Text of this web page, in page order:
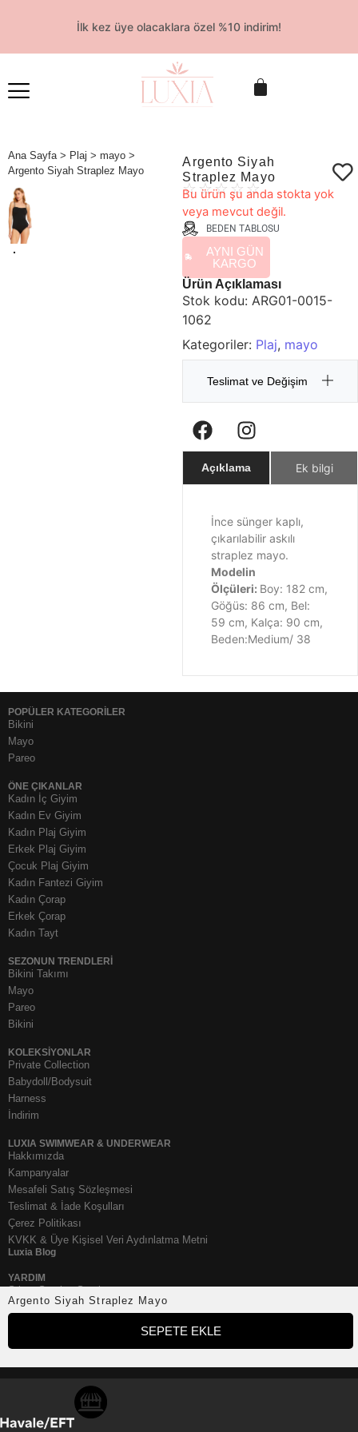
İlk kez üye olacaklara özel %10 indirim!
Argento Siyah Straplez Mayo
SEPETE EKLE
Ana Sayfa > Plaj > mayo >
Argento Siyah Straplez Mayo
Argento Siyah
Straplez Mayo
☆☆☆ ☆ ☆
Bu ürün şu anda stokta yok
veya mevcut değil.
BEDEN TABLOSU
AYNI GÜN
KARGO
Ürün Açıklaması
Stok kodu: ARG01-0015-
1062
Kategoriler: Plaj, mayo
Teslimat ve Değişim
Açıklama Ek bilgi
İnce sünger kaplı,
çıkarılabilir askılı
straplez mayo.
Modelin
Ölçüleri: Boy: 182 cm,
Göğüs: 86 cm, Bel:
59 cm, Kalça: 90 cm,
Beden:Medium/ 38
POPÜLER KATEGORİLER
Bikini
Mayo
Pareo
ÖNE ÇIKANLAR
Kadın İç Giyim
Kadın Ev Giyim
Kadın Plaj Giyim
Erkek Plaj Giyim
Çocuk Plaj Giyim
Kadın Fantezi Giyim
Kadın Çorap
Erkek Çorap
Kadın Tayt
SEZONUN TRENDLERI
Bikini Takımı
Mayo
Pareo
Bikini
KOLEKSIYONLAR
Private Collection
Babydoll/Bodysuit
Harness
İndirim
LUXIA SWIMWEAR & UNDERWEAR
Hakkımızda
Kampanyalar
Mesafeli Satış Sözleşmesi
Teslimat & İade Koşulları
Çerez Politikası
KVKK & Üye Kişisel Veri Aydınlatma Metni
Luxia Blog
YARDIM
Sıkça Sorulan Sorular
Mağazadan Değişim